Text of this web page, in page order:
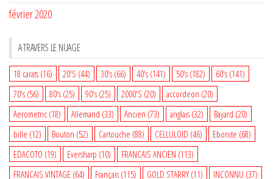
février 2020
A TRAVERS LE NUAGE
18 carats (16) 20'S (44) 30's (66) 40's (141) 50's (182) 60's (141)
70's (56) 80's (25) 90's (25) 2000'S (20) accordeon (20)
Aerometric (18) Allemand (33) Ancien (73) anglais (32) Bayard (20)
bille (12) Bouton (52) Cartouche (88) CELLULOID (46) Ebonite (68)
EDACOTO (19) Eversharp (10) FRANCAIS ANCIEN (113)
FRANCAIS VINTAGE (64) Français (115) GOLD STARRY (11) INCONNU (37)